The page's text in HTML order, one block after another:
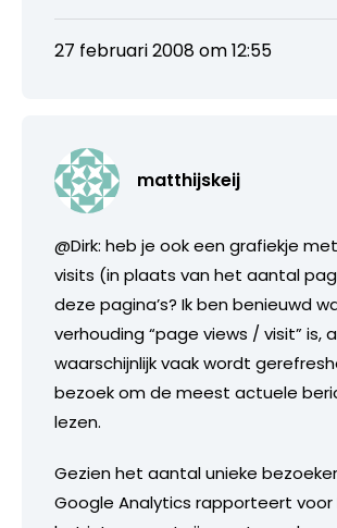
27 februari 2008 om 12:55
matthijskeij
@Dirk: heb je ook een grafiekje
visits (in plaats van het aantal
deze pagina’s? Ik ben benieuwd
verhouding “page views / visit” is,
waarschijnlijk vaak wordt
bezoek om de meest actuele
lezen.
Gezien het aantal unieke
Google Analytics rapporteert voor